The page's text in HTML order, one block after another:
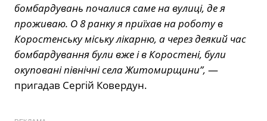
бомбардувань почалися саме на вулиці, де я
проживаю. О 8 ранку я приїхав на роботу в
Коростенську міську лікарню, а через деякий час
бомбардування були вже і в Коростені, були
окуповані північні села Житомирщини”, —
пригадав Сергій Ковердун.